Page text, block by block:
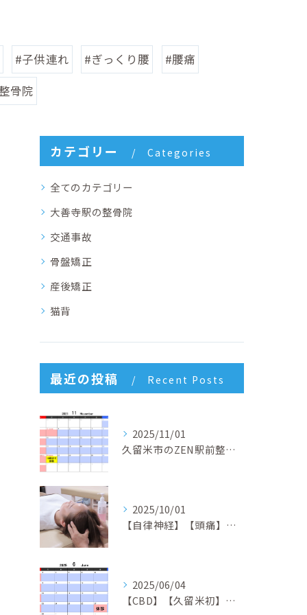
#子供連れ #ぎっくり腰
#腰痛
骨院
カテゴリー Categories
全てのカテゴリー
大善寺駅の整骨院
交通事故
骨盤矯正
産後矯正
猫背
最近の投稿 Recent Posts
2025/11/01
久留米市のZEN駅前整骨院 4周年キャンペーン開催中！回数券１０％OFF&初回半額体験実施中！
2025/10/01
【自律神経】【頭痛】【倦怠感】【不安症】【パニック障害】【久留米】【整骨院】
2025/06/04
【CBD】【久留米初】【矯正】【交通事故】【筋膜リリース】【久留米】【整骨院】ZEN駅前整骨院